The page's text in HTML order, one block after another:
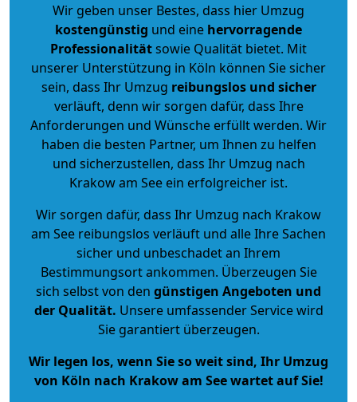
Wir geben unser Bestes, dass hier Umzug
kostengünstig und eine hervorragende
Professionalitätsowie Qualität bietet. Mit
unserer Unterstützung in Köln können Sie sicher
sein, dass Ihr Umzug reibungslos und sicher
verläuft, denn wir sorgen dafür, dass Ihre
Anforderungen und Wünsche erfüllt werden. Wir
haben die besten Partner, um Ihnen zu helfen
und sicherzustellen, dass Ihr Umzug nach
Krakow am See ein erfolgreicher ist.
Wir sorgen dafür, dass Ihr Umzug nach Krakow
am See reibungslos verläuft und alle Ihre Sachen
sicher und unbeschadet an Ihrem
Bestimmungsort ankommen. Überzeugen Sie
sich selbst von den günstigen Angeboten und
der Qualität. Unsere umfassender Service wird
Sie garantiert überzeugen.
Wir legen los, wenn Sie so weit sind, Ihr Umzug
von Köln nach Krakow am See wartet auf Sie!